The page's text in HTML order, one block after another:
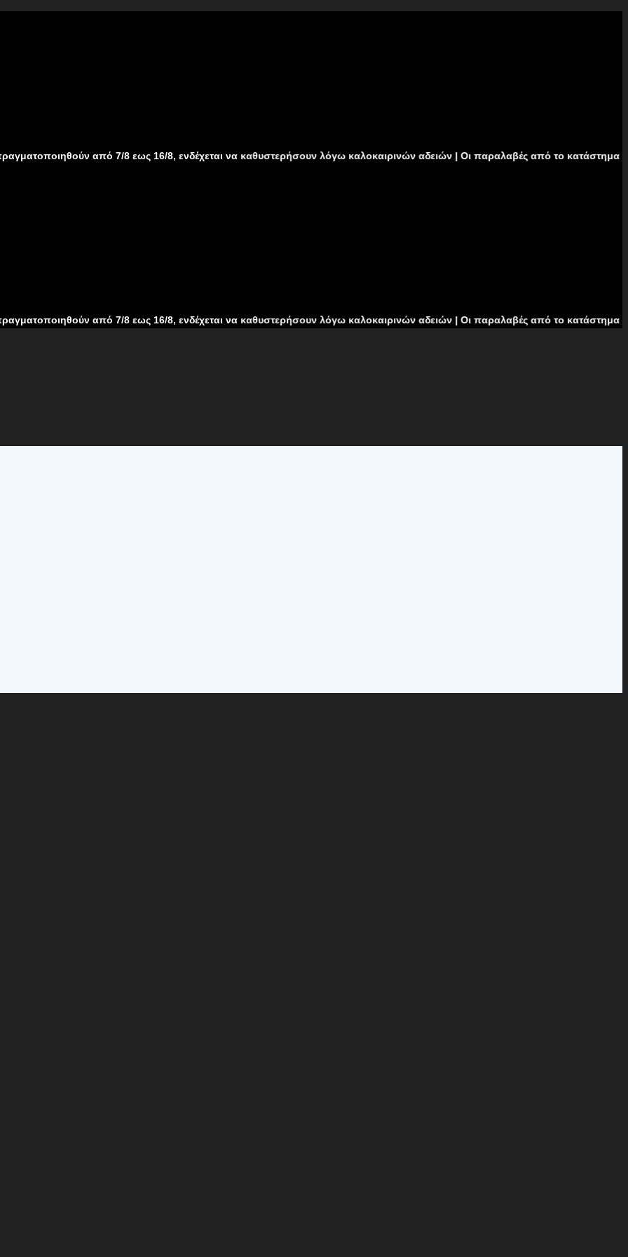
από 7/8 εως 16/8, ενδέχεται να καθυστερήσουν λόγω καλοκαιρινών αδειών | Οι παραλαβές από το κατάστημα δεν θα
από 7/8 εως 16/8, ενδέχεται να καθυστερήσουν λόγω καλοκαιρινών αδειών | Οι παραλαβές από το κατάστημα δεν θα